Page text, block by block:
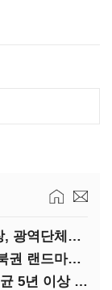
정치 위기 속 반등…유정복 인천시장, 광역단체장 평가 ‘상승세’
서울 마지막 달동네 ‘개미마을’…강북권 랜드마크로 재탄생한다
인천시 가족돌봄청년 68% 여성…평균 5년 이상 돌봄 ‘우울감’ 호소